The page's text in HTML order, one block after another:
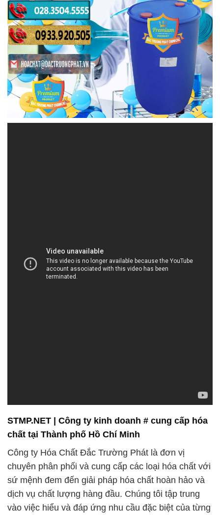
STMP.NET | Công ty kinh doanh # cung cấp hóa
chất tại Thành phố Hồ Chí Minh
Công ty Hóa Chất Đắc Trường Phát là đơn vị
chuyên phân phối và cung cấp các loại hóa chất với
sứ mệnh đem đến giải pháp hóa chất hoàn hảo và
dịch vụ chất lượng hàng đầu. Chúng tôi tập trung
vào việc hiểu và đáp ứng nhu cầu đặc biệt của từng